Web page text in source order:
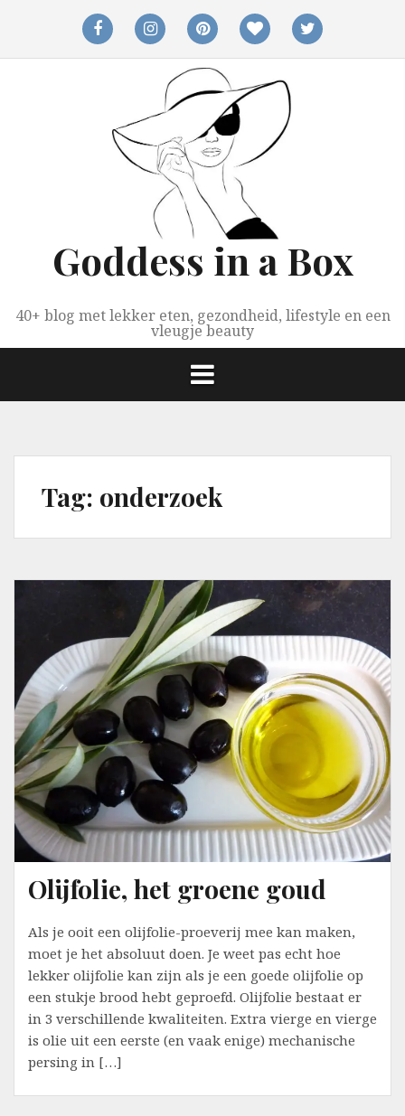
facebookinstagrampinterestbloglovintwitter
Goddess in a Box
40+ blog met lekker eten, gezondheid, lifestyle en een
vleugje beauty
Tag: onderzoek
Olijfolie, het groene goud
Als je ooit een olijfolie-proeverij mee kan maken,
moet je het absoluut doen. Je weet pas echt hoe
lekker olijfolie kan zijn als je een goede olijfolie op
een stukje brood hebt geproefd. Olijfolie bestaat er
in 3 verschillende kwaliteiten. Extra vierge en vierge
is olie uit een eerste (en vaak enige) mechanische
persing in […]